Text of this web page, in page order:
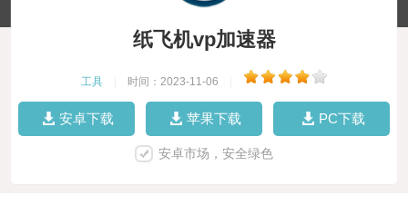
纸飞机vp加速器
工具 时间：2023-11-06
安卓下载 苹果下载 PC下载
安卓市场，安全绿色